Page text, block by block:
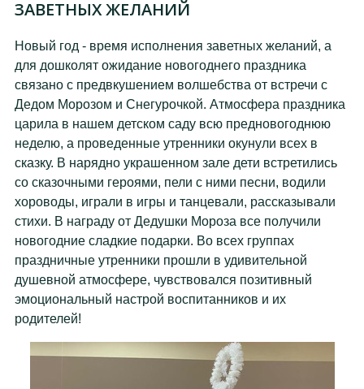
ЗАВЕТНЫХ ЖЕЛАНИЙ
Новый год - время исполнения заветных желаний, а
для дошколят ожидание новогоднего праздника
связано с предвкушением волшебства от встречи с
Дедом Морозом и Снегурочкой. Атмосфера праздника
царила в нашем детском саду всю предновогоднюю
неделю, а проведенные утренники окунули всех в
сказку. В нарядно украшенном зале дети встретились
со сказочными героями, пели с ними песни, водили
хороводы, играли в игры и танцевали, рассказывали
стихи. В награду от Дедушки Мороза все получили
новогодние сладкие подарки. Во всех группах
праздничные утренники прошли в удивительной
душевной атмосфере, чувствовался позитивный
эмоциональный настрой воспитанников и их
родителей!